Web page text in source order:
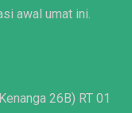
awal umat ini.
26B) RT 01